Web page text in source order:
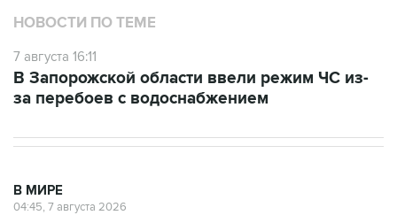
НОВОСТИ ПО ТЕМЕ
7 августа 16:11
В Запорожской области ввели режим ЧС из-
за перебоев с водоснабжением
В МИРЕ
04:45, 7 августа 2026